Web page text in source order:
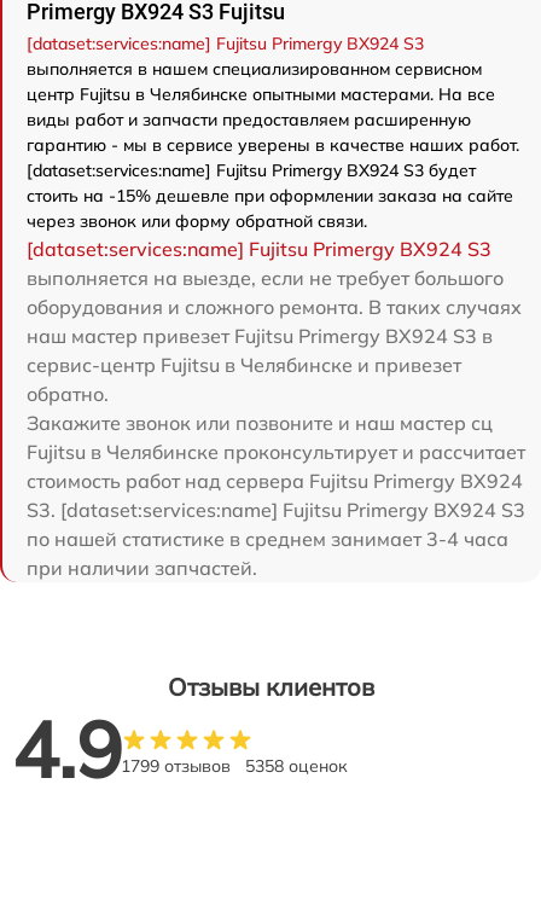
Primergy BX924 S3 Fujitsu
[dataset:services:name] Fujitsu Primergy BX924 S3
выполняется в нашем специализированном сервисном
центр Fujitsu в Челябинске опытными мастерами. На все
виды работ и запчасти предоставляем расширенную
гарантию - мы в сервисе уверены в качестве наших работ.
[dataset:services:name] Fujitsu Primergy BX924 S3 будет
стоить на -15% дешевле при оформлении заказа на сайте
через звонок или форму обратной связи.
[dataset:services:name] Fujitsu Primergy BX924 S3
выполняется на выезде, если не требует большого
оборудования и сложного ремонта. В таких случаях
наш мастер привезет Fujitsu Primergy BX924 S3 в
сервис-центр Fujitsu в Челябинске и привезет
обратно.
Закажите звонок или позвоните и наш мастер сц
Fujitsu в Челябинске проконсультирует и рассчитает
стоимость работ над сервера Fujitsu Primergy BX924
S3. [dataset:services:name] Fujitsu Primergy BX924 S3
по нашей статистике в среднем занимает 3-4 часа
при наличии запчастей.
Отзывы клиентов
4.91799 отзывов 5358 оценок